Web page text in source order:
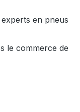
en pneus
le commerce de